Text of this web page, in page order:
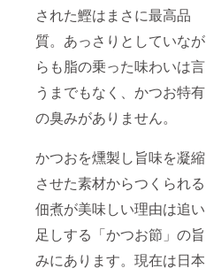
された鰹はまさに最高品
質。あっさりとしていなが
らも脂の乗った味わいは言
うまでもなく、かつお特有
の臭みがありません。
かつおを燻製し旨味を凝縮
させた素材からつくられる
佃煮が美味しい理由は追い
足しする「かつお節」の旨
みにあります。現在は日本